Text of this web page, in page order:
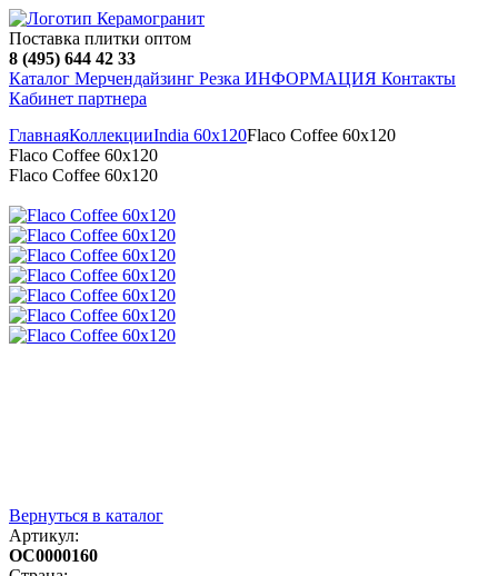
Поставка плитки оптом
8 (495) 644 42 33
Каталог Мерчендайзинг Резка ИНФОРМАЦИЯ Контакты
Кабинет партнера
ГлавнаяКоллекцииIndia 60х120Flaco Сoffee 60х120
Flaco Сoffee 60х120
Flaco Сoffee 60х120
Вернуться в каталог
Артикул:
OC0000160